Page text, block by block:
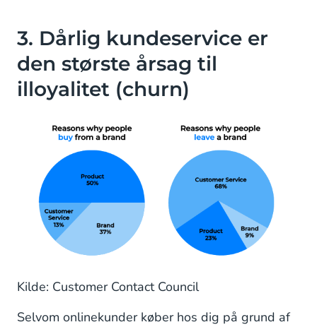
3. Dårlig kundeservice er
den største årsag til
illoyalitet (churn)
Kilde: Customer Contact Council
Selvom onlinekunder køber hos dig på grund af